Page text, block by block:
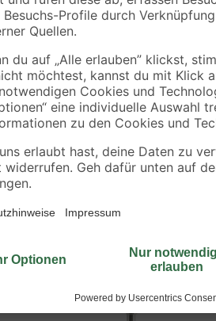
Der
ist
matt-
ohne
der